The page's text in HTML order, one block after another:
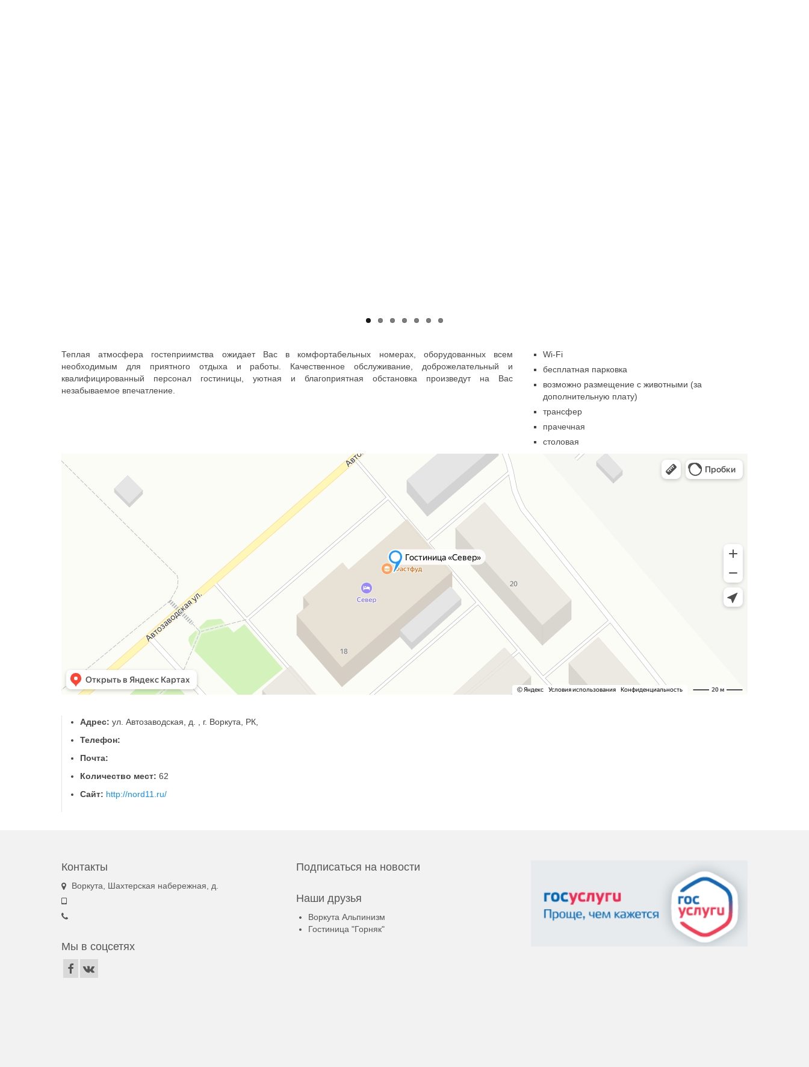
Теплая атмосфера гостеприимства ожидает Вас в комфортабельных номерах, оборудованных всем
необходимым для приятного отдыха и работы. Качественное обслуживание, доброжелательный и
квалифицированный персонал гостиницы, уютная и благоприятная обстановка произведут на Вас
незабываемое впечатление.
Wi-Fi
бесплатная парковка
возможно размещение с животными (за
дополнительную плату)
трансфер
прачечная
столовая
Адрес: ул. Автозаводская, д. , г. Воркута, РК,
Телефон:
Почта:
Количество мест: 62
Сайт: http://nord11.ru/
Контакты
Воркута, Шахтерская набережная, д.
Мы в соцсетях
Подписаться на новости
Наши друзья
Воркута Альпинизм
Гостиница "Горняк"